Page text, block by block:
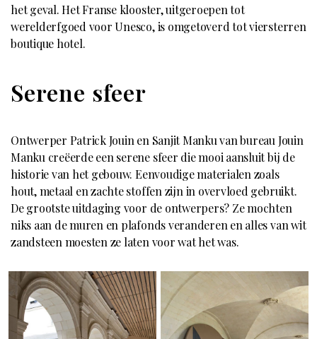
het geval. Het Franse klooster, uitgeroepen tot
werelderfgoed voor Unesco, is omgetoverd tot viersterren
boutique hotel.
Serene sfeer
Ontwerper Patrick Jouin en Sanjit Manku van bureau Jouin
Manku creëerde een serene sfeer die mooi aansluit bij de
historie van het gebouw. Eenvoudige materialen zoals
hout, metaal en zachte stoffen zijn in overvloed gebruikt.
De grootste uitdaging voor de ontwerpers? Ze mochten
niks aan de muren en plafonds veranderen en alles van wit
zandsteen moesten ze laten voor wat het was.